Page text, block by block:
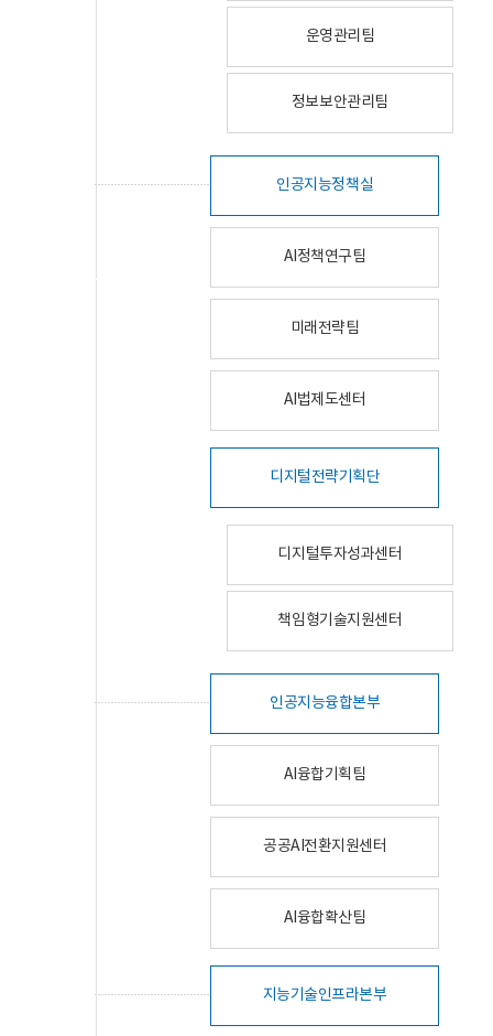
운영관리팀
정보보안관리팀
인공지능정책실
AI정책연구팀
미래전략팀
AI법제도센터
디지털전략기획단
디지털투자성과센터
책임형기술지원센터
인공지능융합본부
AI융합기획팀
공공AI전환지원센터
AI융합확산팀
지능기술인프라본부